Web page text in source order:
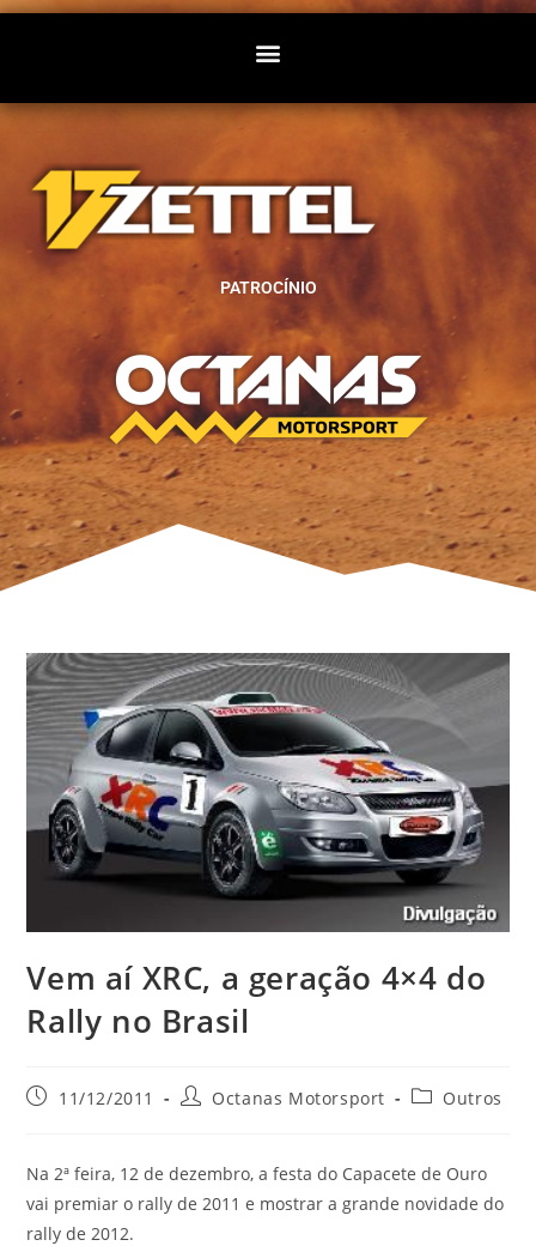
PATROCÍNIO
Vem aí XRC, a geração 4×4 do
Rally no Brasil
11/12/2011 Octanas Motorsport Outros
Na 2ª feira, 12 de dezembro, a festa do Capacete de Ouro
vai premiar o rally de 2011 e mostrar a grande novidade do
rally de 2012.